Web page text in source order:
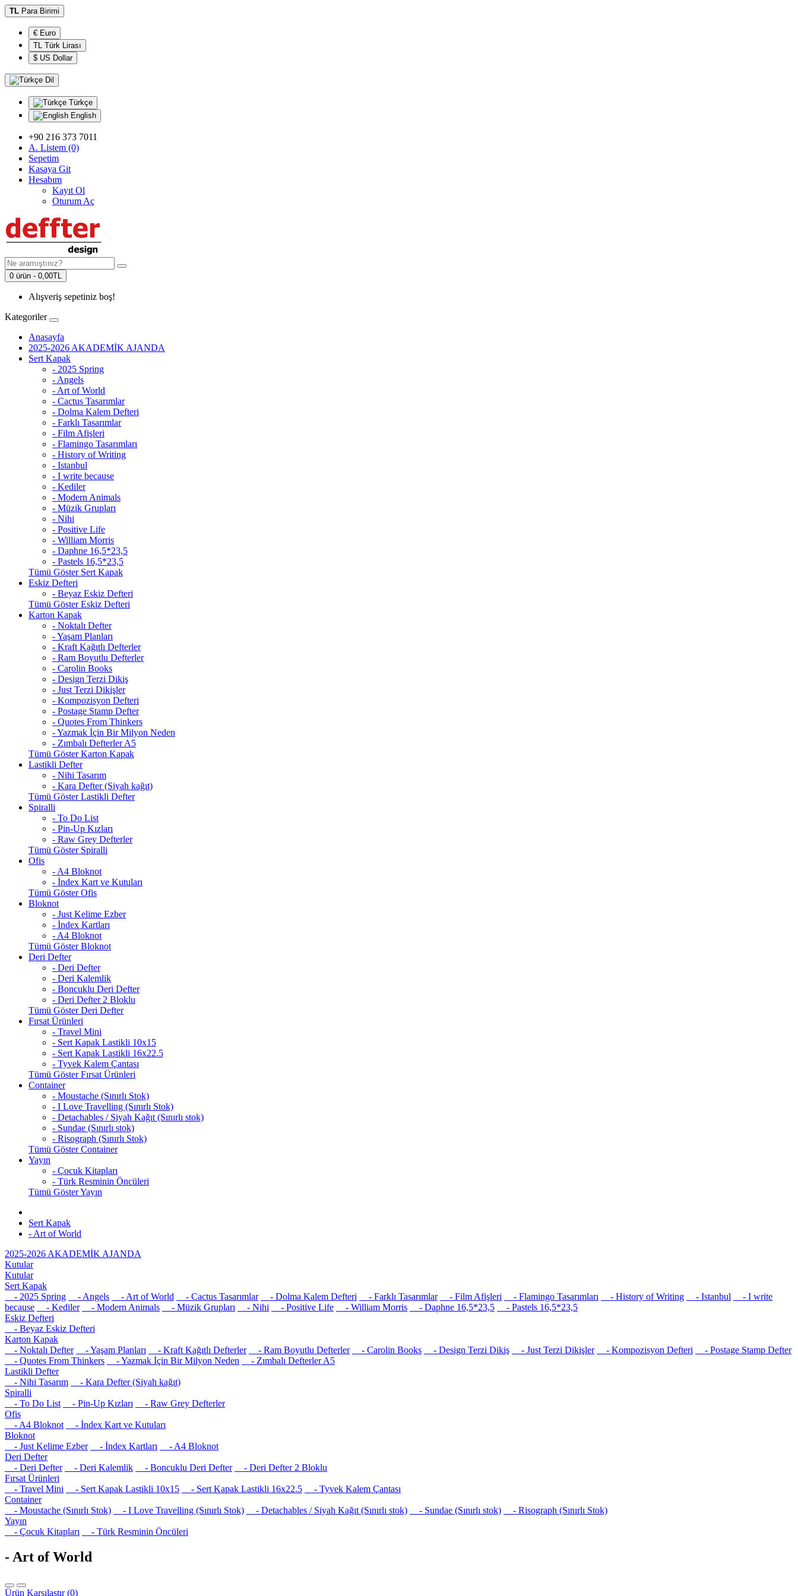
TL Para Birimi
€ Euro
TL Türk Lirası
$ US Dollar
Dil
Türkçe
English
+90 216 373 7011
A. Listem (0)
Sepetim
Kasaya Git
Hesabım
Kayıt Ol
Oturum Aç
0 ürün - 0,00TL
Alışveriş sepetiniz boş!
Kategoriler
Anasayfa
2025-2026 AKADEMİK AJANDA
Sert Kapak
- 2025 Spring
- Angels
- Art of World
- Cactus Tasarımlar
- Dolma Kalem Defteri
- Farklı Tasarımlar
- Film Afişleri
- Flamingo Tasarımları
- History of Writing
- Istanbul
- I write because
- Kediler
- Modern Animals
- Müzik Grupları
- Nihi
- Positive Life
- William Morris
- Daphne 16,5*23,5
- Pastels 16,5*23,5
Tümü Göster Sert Kapak
Eskiz Defteri
- Beyaz Eskiz Defteri
Tümü Göster Eskiz Defteri
Karton Kapak
- Noktalı Defter
- Yaşam Planları
- Kraft Kağıtlı Defterler
- Ram Boyutlu Defterler
- Carolin Books
- Design Terzi Dikiş
- Just Terzi Dikişler
- Kompozisyon Defteri
- Postage Stamp Defter
- Quotes From Thinkers
- Yazmak İçin Bir Milyon Neden
- Zımbalı Defterler A5
Tümü Göster Karton Kapak
Lastikli Defter
- Nihi Tasarım
- Kara Defter (Siyah kağıt)
Tümü Göster Lastikli Defter
Spiralli
- To Do List
- Pin-Up Kızları
- Raw Grey Defterler
Tümü Göster Spiralli
Ofis
- A4 Bloknot
- İndex Kart ve Kutuları
Tümü Göster Ofis
Bloknot
- Just Kelime Ezber
- İndex Kartları
- A4 Bloknot
Tümü Göster Bloknot
Deri Defter
- Deri Defter
- Deri Kalemlik
- Boncuklu Deri Defter
- Deri Defter 2 Bloklu
Tümü Göster Deri Defter
Fırsat Ürünleri
- Travel Mini
- Sert Kapak Lastikli 10x15
- Sert Kapak Lastikli 16x22.5
- Tyvek Kalem Çantası
Tümü Göster Fırsat Ürünleri
Container
- Moustache (Sınırlı Stok)
- I Love Travelling (Sınırlı Stok)
- Detachables / Siyah Kağıt (Sınırlı stok)
- Sundae (Sınırlı stok)
- Risograph (Sınırlı Stok)
Tümü Göster Container
Yayın
- Çocuk Kitapları
- Türk Resminin Öncüleri
Tümü Göster Yayın
Sert Kapak
- Art of World
2025-2026 AKADEMİK AJANDA
Kutular
Kutular
Sert Kapak
- 2025 Spring
- Angels - Art of World - Cactus Tasarımlar - Dolma Kalem Defteri - Farklı Tasarımlar - Film Afişleri - Flamingo Tasarımları - History of Writing - Istanbul
- I write
because
- Kediler - Modern Animals - Müzik Grupları - Nihi - Positive Life - William Morris - Daphne 16,5*23,5
- Pastels 16,5*23,5
Eskiz Defteri
- Beyaz Eskiz Defteri
Karton Kapak
- Noktalı Defter
- Yaşam Planları - Kraft Kağıtlı Defterler - Ram Boyutlu Defterler - Carolin Books - Design Terzi Dikiş - Just Terzi Dikişler - Kompozisyon Defteri
- Postage Stamp Defter
- Quotes From Thinkers
- Yazmak İçin Bir Milyon Neden
- Zımbalı Defterler A5
Lastikli Defter
- Nihi Tasarım
- Kara Defter (Siyah kağıt)
Spiralli
- To Do List
- Pin-Up Kızları
- Raw Grey Defterler
Ofis
- A4 Bloknot
- İndex Kart ve Kutuları
Bloknot
- Just Kelime Ezber
- İndex Kartları
- A4 Bloknot
Deri Defter
- Deri Defter
- Deri Kalemlik - Boncuklu Deri Defter
- Deri Defter 2 Bloklu
Fırsat Ürünleri
- Travel Mini
- Sert Kapak Lastikli 10x15 - Sert Kapak Lastikli 16x22.5
- Tyvek Kalem Çantası
Container
- Moustache (Sınırlı Stok)
- I Love Travelling (Sınırlı Stok) - Detachables / Siyah Kağıt (Sınırlı stok) - Sundae (Sınırlı stok)
- Risograph (Sınırlı Stok)
Yayın
- Çocuk Kitapları
- Türk Resminin Öncüleri
- Art of World
Ürün Karşılaştır (0)